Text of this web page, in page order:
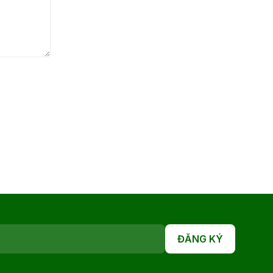
ĐĂNG KÝ